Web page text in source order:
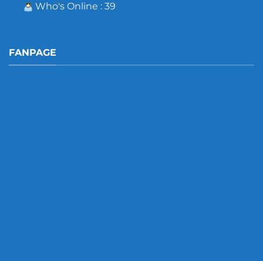
Who's Online : 39
FANPAGE